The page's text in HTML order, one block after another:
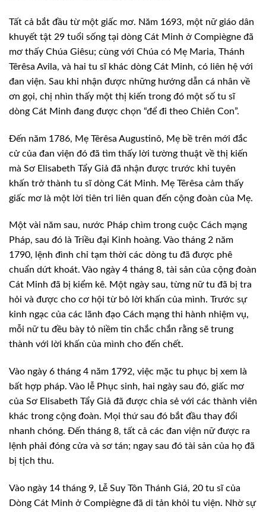
Tất cả bắt đầu từ một giấc mơ. Năm 1693, một nữ giáo dân
khuyết tật 29 tuổi sống tại dòng Cát Minh ở Compiègne đã
mơ thấy Chúa Giêsu; cùng với Chúa có Mẹ Maria, Thánh
Têrêsa Avila, và hai tu sĩ khác dòng Cát Minh, có liên hệ với
đan viện. Sau khi nhận được những hướng dẫn cá nhân về
ơn gọi, chị nhìn thấy một thị kiến trong đó một số tu sĩ
dòng Cát Minh đang được chọn “để đi theo Chiên Con”.
Đến năm 1786, Mẹ Têrêsa Augustinô, Mẹ bề trên mới đắc
cử của đan viện đó đã tìm thấy lời tường thuật về thị kiến
mà Sơ Elisabeth Tẩy Giả đã nhận được trước khi tuyên
khấn trở thành tu sĩ dòng Cát Minh. Mẹ Têrêsa cảm thấy
giấc mơ là một lời tiên tri liên quan đến cộng đoàn của Mẹ.
Một vài năm sau, nước Pháp chìm trong cuộc Cách mạng
Pháp, sau đó là Triều đại Kinh hoàng. Vào tháng 2 năm
1790, lệnh đình chỉ tạm thời các dòng tu đã được phê
chuẩn dứt khoát. Vào ngày 4 tháng 8, tài sản của cộng đoàn
Cát Minh đã bị kiểm kê. Một ngày sau, từng nữ tu đã bị tra
hỏi và được cho cơ hội từ bỏ lời khấn của mình. Trước sự
kinh ngạc của các lãnh đạo Cách mạng thi hành nhiệm vụ,
mỗi nữ tu đều bày tỏ niềm tin chắc chắn rằng sẽ trung
thành với lời khấn của mình cho đến chết.
Vào ngày 6 tháng 4 năm 1792, việc mặc tu phục bị xem là
bất hợp pháp. Vào lễ Phục sinh, hai ngày sau đó, giấc mơ
của Sơ Elisabeth Tẩy Giả đã được chia sẻ với các thành viên
khác trong cộng đoàn. Mọi thứ sau đó bắt đầu thay đổi
nhanh chóng. Đến tháng 8, tất cả các đan viện nữ được ra
lệnh phải đóng cửa và sơ tán; ngay sau đó tài sản của họ đã
bị tịch thu.
Vào ngày 14 tháng 9, Lễ Suy Tôn Thánh Giá, 20 tu sĩ của
Dòng Cát Minh ở Compiègne đã di tản khỏi tu viện. Nhờ sự